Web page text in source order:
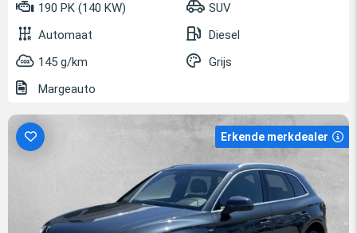
190 PK (140 KW)
SUV
Automaat
Diesel
145 g/km
Grijs
Margeauto
Erkende merkdealer